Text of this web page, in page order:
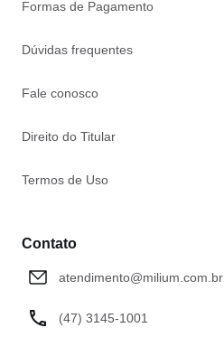
Formas de Pagamento
Dúvidas frequentes
Fale conosco
Direito do Titular
Termos de Uso
Contato
atendimento@milium.com.br
(47) 3145-1001